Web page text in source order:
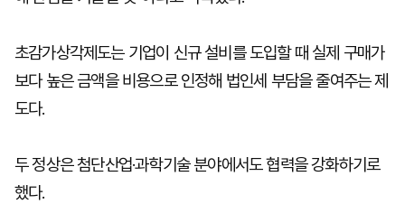
초감가상각제도는 기업이 신규 설비를 도입할 때 실제 구매가
보다 높은 금액을 비용으로 인정해 법인세 부담을 줄여주는 제
도다.
두 정상은 첨단산업·과학기술 분야에서도 협력을 강화하기로
했다.